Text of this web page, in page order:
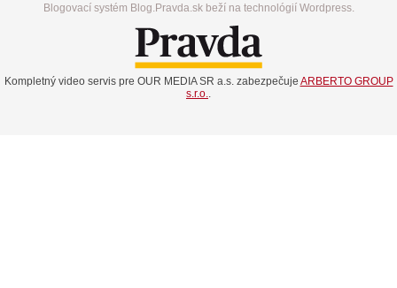
Blogovací systém Blog.Pravda.sk beží na technológií Wordpress.
Kompletný video servis pre OUR MEDIA SR a.s. zabezpečuje ARBERTO GROUP
s.r.o.